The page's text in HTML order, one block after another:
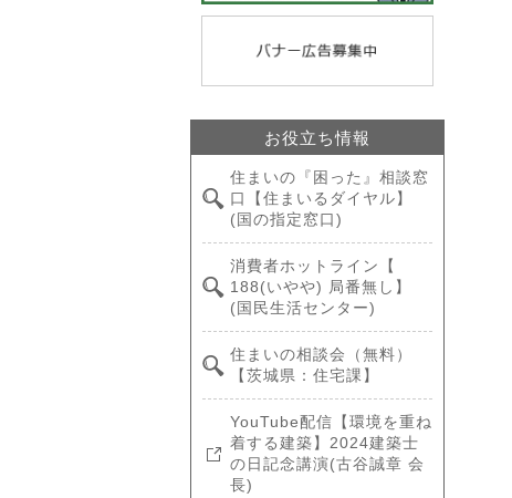
お役立ち情報
住まいの『困った』相談窓
口【住まいるダイヤル】
(国の指定窓口)
消費者ホットライン【
188(いやや) 局番無し】
(国民生活センター)
住まいの相談会（無料）
【茨城県：住宅課】
YouTube配信【環境を重ね
着する建築】2024建築士
の日記念講演(古谷誠章 会
長)